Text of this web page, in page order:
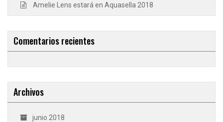
Amelie Lens estará en Aquasella 2018
Comentarios recientes
Archivos
junio 2018